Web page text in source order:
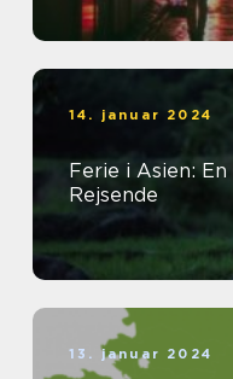
14. januar 2024
Ferie i Asien:
Rejsende
13. januar 2024